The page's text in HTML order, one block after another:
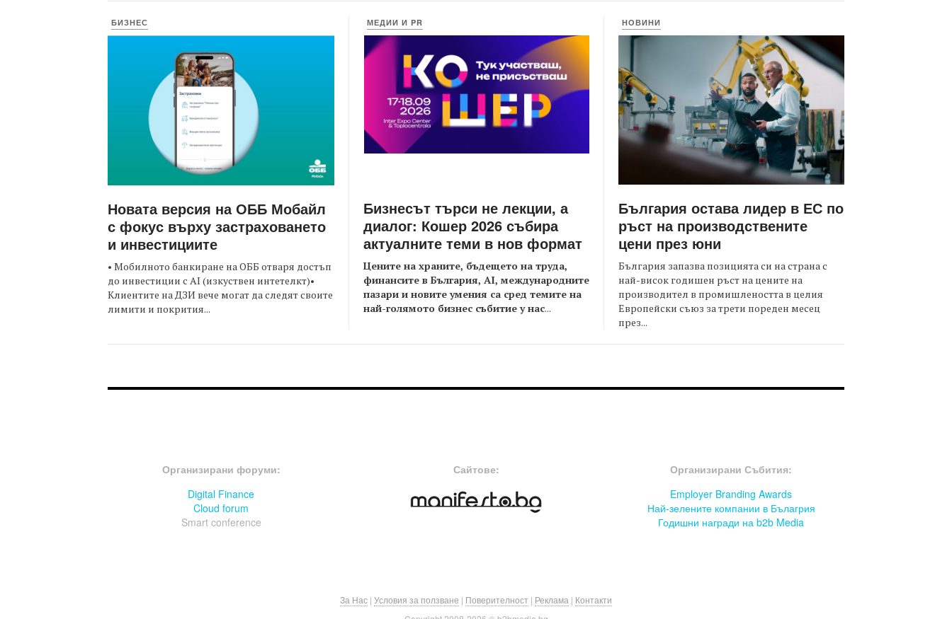
БИЗНЕС
Новата версия на ОББ Мобайл
с фокус върху застраховането
и инвестициите
• Мобилното банкиране на ОББ отваря достъп
до инвестиции с AI (изкуствен интетелкт)•
Клиентите на ДЗИ вече могат да следят своите
лимити и покрития...
МЕДИИ И PR
Бизнесът търси не лекции, а
диалог: Кошер 2026 събира
актуалните теми в нов формат
Цените на храните, бъдещето на труда,
финансите в България, AI, международните
пазари и новите умения са сред темите на
най-голямото бизнес събитие у нас...
НОВИНИ
България остава лидер в ЕС по
ръст на производствените
цени през юни
България запазва позицията си на страна с
най-висок годишен ръст на цените на
производител в промишлеността в целия
Европейски съюз за трети пореден месец
през...
Организирани форуми:
Digital Finance
Cloud forum
Smart conference
Сайтове:
Организирани Събития:
Employer Branding Awards
Най-зелените компании в Бълагрия
Годишни награди на b2b Media
За Нас | Условия за ползване | Поверителност | Реклама | Контакти